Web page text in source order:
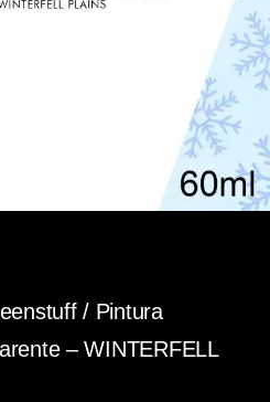
/ Pintura
– WINTERFELL